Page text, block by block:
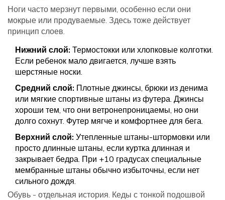
Ноги часто мерзнут первыми, особенно если они
мокрые или продуваемые. Здесь тоже действует
принцип слоев.
Нижний слой: Термостокки или хлопковые колготки.
Если ребенок мало двигается, лучше взять
шерстяные носки.
Средний слой: Плотные джинсы, брюки из денима
или мягкие спортивные штаны из футера. Джинсы
хороши тем, что они ветронепроницаемы, но они
долго сохнут. Футер мягче и комфортнее для бега.
Верхний слой: Утепленные штаны-штормовки или
просто длинные штаны, если куртка длинная и
закрывает бедра. При +10 градусах специальные
мембранные штаны обычно избыточны, если нет
сильного дождя.
Обувь - отдельная история. Кеды с тонкой подошвой